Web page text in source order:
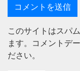
このサイトはスパ
ます。
コメントデ
ださい。